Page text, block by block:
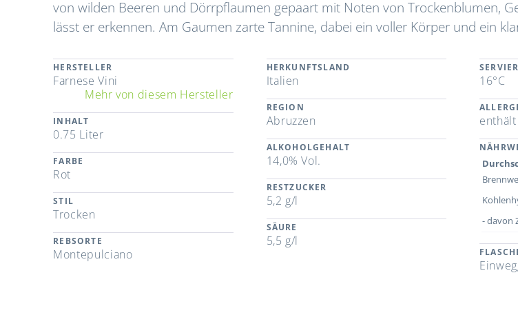
von wilden Beeren und Dörrpflaumen gepaart mit Noten von Trockenblumen,
lässt er erkennen. Am Gaumen zarte Tannine, dabei ein voller Körper und ein
HERSTELLER
Farnese Vini
Mehr von diesem Hersteller
INHALT
0.75 Liter
FARBE
Rot
STIL
Trocken
REBSORTE
Montepulciano
HERKUNFTSLAND
Italien
REGION
Abruzzen
ALKOHOLGEHALT
14,0% Vol.
RESTZUCKER
5,2 g/l
SÄURE
5,5 g/l
16°C
- davon